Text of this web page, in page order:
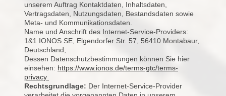
unserem Auftrag Kontaktdaten, Inhaltsdaten,
Vertragsdaten, Nutzungsdaten, Bestandsdaten sowie
Meta- und Kommunikationsdaten.
Name und Anschrift des Internet-Service-Providers:
1&1 IONOS SE, Elgendorfer Str. 57, 56410 Montabaur,
Deutschland,
Dessen Datenschutzbestimmungen können Sie hier
einsehen: https://www.ionos.de/terms-gtc/terms-
privacy
Rechtsgrundlage: Der Internet-Service-Provider